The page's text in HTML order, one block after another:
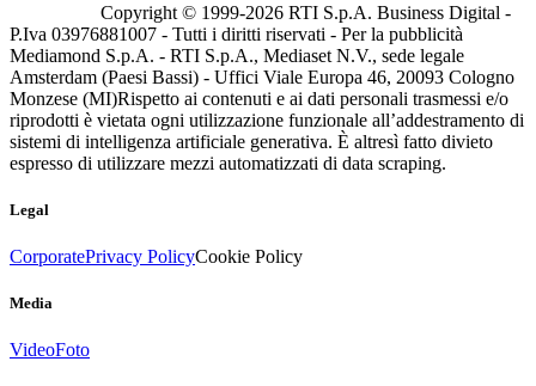
Copyright © 1999-2026 RTI S.p.A. Business Digital -
P.Iva 03976881007 - Tutti i diritti riservati - Per la pubblicità
Mediamond S.p.A. - RTI S.p.A., Mediaset N.V., sede legale
Amsterdam (Paesi Bassi) - Uffici Viale Europa 46, 20093 Cologno
Monzese (MI)Rispetto ai contenuti e ai dati personali trasmessi e/o
riprodotti è vietata ogni utilizzazione funzionale all’addestramento di
sistemi di intelligenza artificiale generativa. È altresì fatto divieto
espresso di utilizzare mezzi automatizzati di data scraping.
Legal
CorporatePrivacy PolicyCookie Policy
Media
VideoFoto